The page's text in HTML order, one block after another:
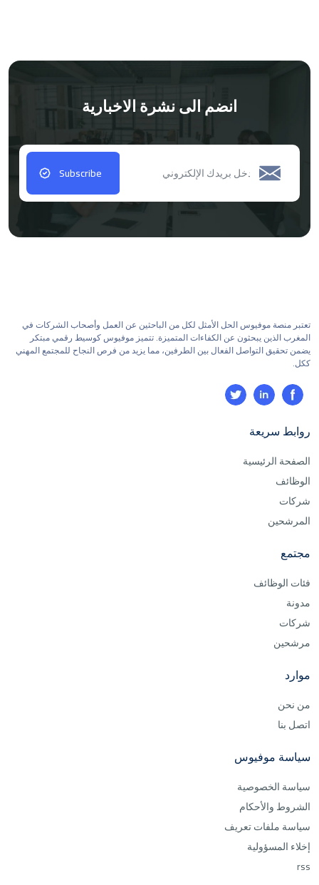
انضم الى نشرة الاخبارية
Subscribe
تعتبر منصة موفيوس الحل الأمثل لكل من الباحثين عن العمل وأصحاب الشركات في
المغرب الذين يبحثون عن الكفاءات المتميزة. تتميز موفيوس كوسيط رقمي مبتكر
يضمن تحقيق التواصل الفعال بين الطرفين، مما يزيد من فرص النجاح للمجتمع المهني
ككل.
روابط سريعة
الصفحة الرئيسية
الوظائف
شركات
المرشحين
مجتمع
فئات الوظائف
مدونة
شركات
مرشحين
موارد
من نحن
اتصل بنا
سياسة موفيوس
سياسة الخصوصية
الشروط والأحكام
سياسة ملفات تعريف
إخلاء المسؤولية
rss